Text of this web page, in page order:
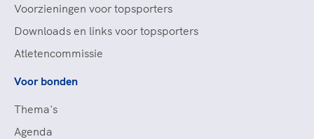
Voorzieningen voor topsporters
Downloads en links voor topsporters
Atletencommissie
Voor bonden
Thema's
Agenda